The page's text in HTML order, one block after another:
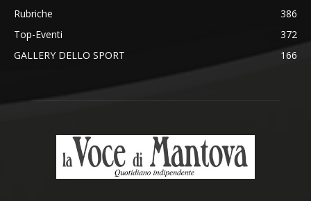
Rubriche
386
Top-Eventi
372
GALLERY DELLO SPORT
166